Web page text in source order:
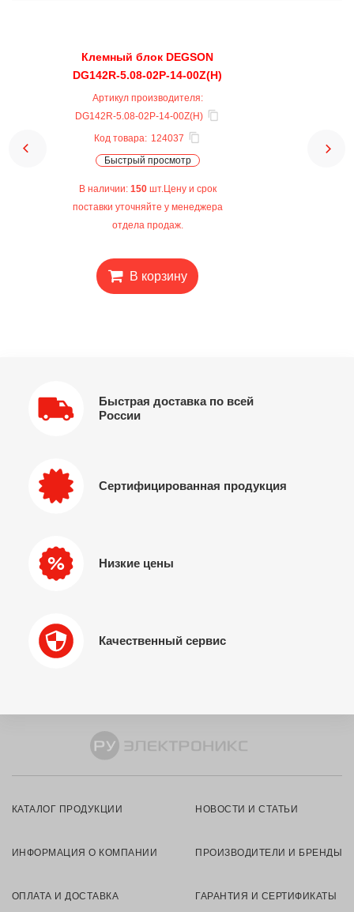
Клемный блок DEGSON
DG142R-5.08-02P-14-00Z(H)
Артикул производителя:
DG142R-5.08-02P-14-00Z(H)
Код товара: 124037
Быстрый просмотр
В наличии: 150шт.Цену и срок
поставки уточняйте у менеджера
отдела продаж.
В корзину
Быстрая доставка по всей
России
Сертифицированная продукция
Низкие цены
Качественный сервис
КАТАЛОГ ПРОДУКЦИИ НОВОСТИ И СТАТЬИ
ИНФОРМАЦИЯ О КОМПАНИИ ПРОИЗВОДИТЕЛИ И БРЕНДЫ
ОПЛАТА И ДОСТАВКА ГАРАНТИЯ И СЕРТИФИКАТЫ